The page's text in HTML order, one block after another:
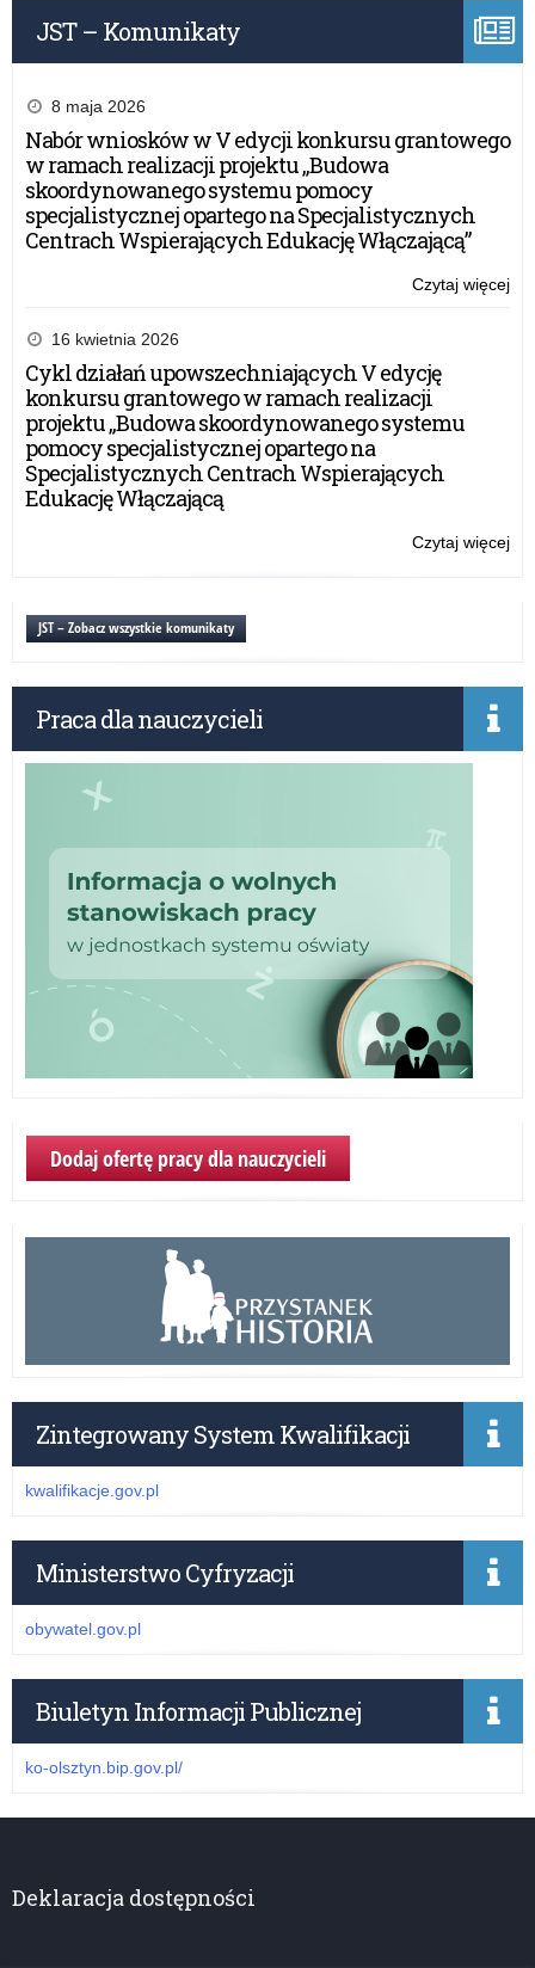
JST – Komunikaty
8 maja 2026
Nabór wniosków w V edycji konkursu grantowego
w ramach realizacji projektu „Budowa
skoordynowanego systemu pomocy
specjalistycznej opartego na Specjalistycznych
Centrach Wspierających Edukację Włączającą”
Czytaj więcej
16 kwietnia 2026
Cykl działań upowszechniających V edycję
konkursu grantowego w ramach realizacji
projektu „Budowa skoordynowanego systemu
pomocy specjalistycznej opartego na
Specjalistycznych Centrach Wspierających
Edukację Włączającą
Czytaj więcej
JST – Zobacz wszystkie komunikaty
Praca dla nauczycieli
Dodaj ofertę pracy dla nauczycieli
Zintegrowany System Kwalifikacji
kwalifikacje.gov.pl
Ministerstwo Cyfryzacji
obywatel.gov.pl
Biuletyn Informacji Publicznej
ko-olsztyn.bip.gov.pl/
Deklaracja dostępności